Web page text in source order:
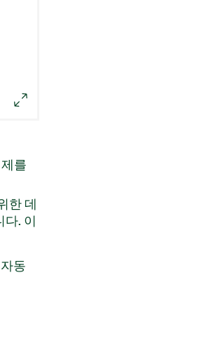
를
한 데
. 이
정
합
형
동